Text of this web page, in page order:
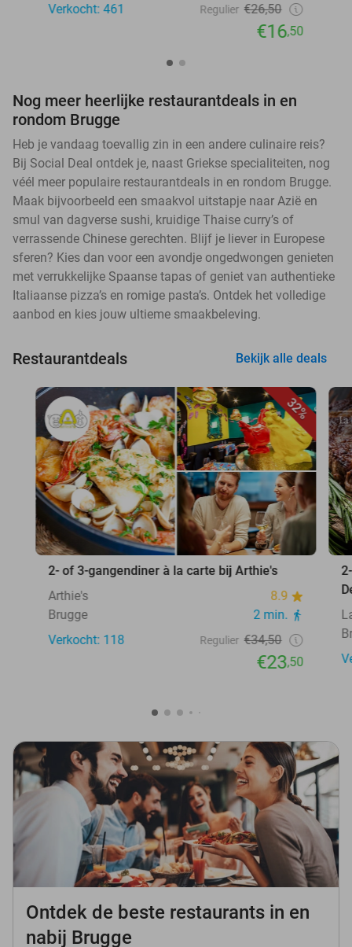
Verkocht: 461
Regulier €26,50
€16,50
Nog meer heerlijke restaurantdeals in en
rondom Brugge
Heb je vandaag toevallig zin in een andere culinaire reis?
Bij Social Deal ontdek je, naast Griekse specialiteiten, nog
véél meer populaire restaurantdeals in en rondom Brugge.
Maak bijvoorbeeld een smaakvol uitstapje naar Azië en
smul van dagverse sushi, kruidige Thaise curry’s of
verrassende Chinese gerechten. Blijf je liever in Europese
sferen? Kies dan voor een avondje ongedwongen genieten
met verrukkelijke Spaanse tapas of geniet van authentieke
Italiaanse pizza’s en romige pasta’s. Ontdek het volledige
aanbod en kies jouw ultieme smaakbeleving.
Restaurantdeals Bekijk alle deals
32%
2- of 3-gangendiner à la carte bij Arthie's
Arthie's
8.9
Brugge
2 min.
Verkocht: 118
Regulier €34,50
€23,50
Ontdek de beste restaurants in en
nabij Brugge